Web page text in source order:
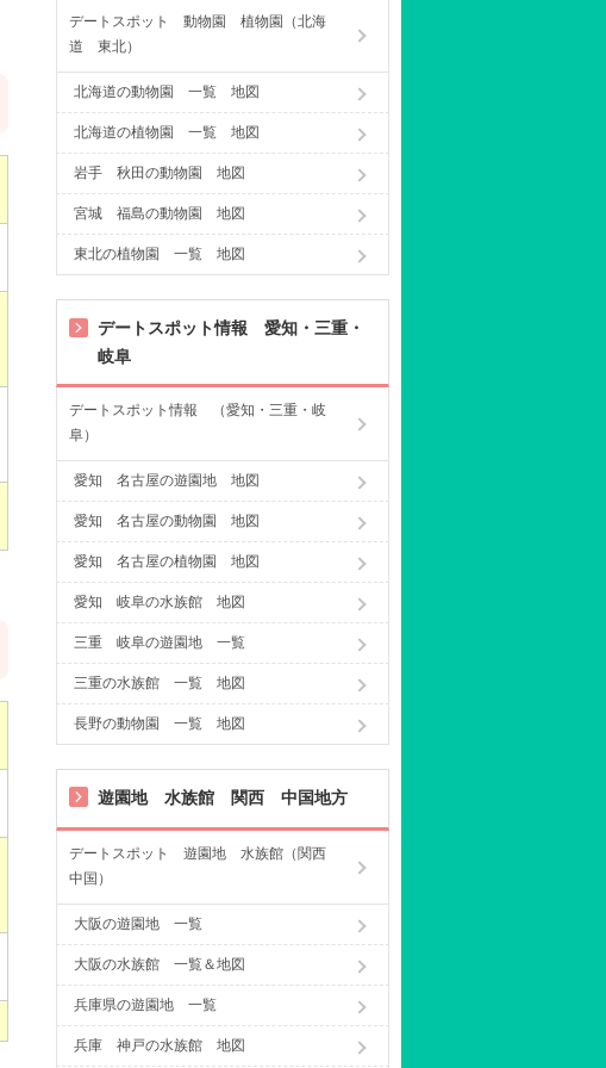
デートスポット 動物園 植物園（北海
道 東北）
北海道の動物園 一覧 地図
北海道の植物園 一覧 地図
岩手 秋田の動物園 地図
宮城 福島の動物園 地図
東北の植物園 一覧 地図
デートスポット情報 愛知・三重・
岐阜
デートスポット情報 （愛知・三重・岐
阜）
愛知 名古屋の遊園地 地図
愛知 名古屋の動物園 地図
愛知 名古屋の植物園 地図
愛知 岐阜の水族館 地図
三重 岐阜の遊園地 一覧
三重の水族館 一覧 地図
長野の動物園 一覧 地図
遊園地 水族館 関西 中国地方
デートスポット 遊園地 水族館（関西
中国）
大阪の遊園地 一覧
大阪の水族館 一覧＆地図
兵庫県の遊園地 一覧
兵庫 神戸の水族館 地図